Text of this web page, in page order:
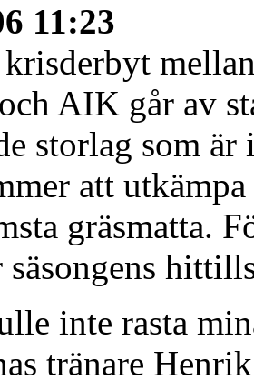
11:23
AIK går av
storlag som
att
gräsmatta.
inte rasta
tränare